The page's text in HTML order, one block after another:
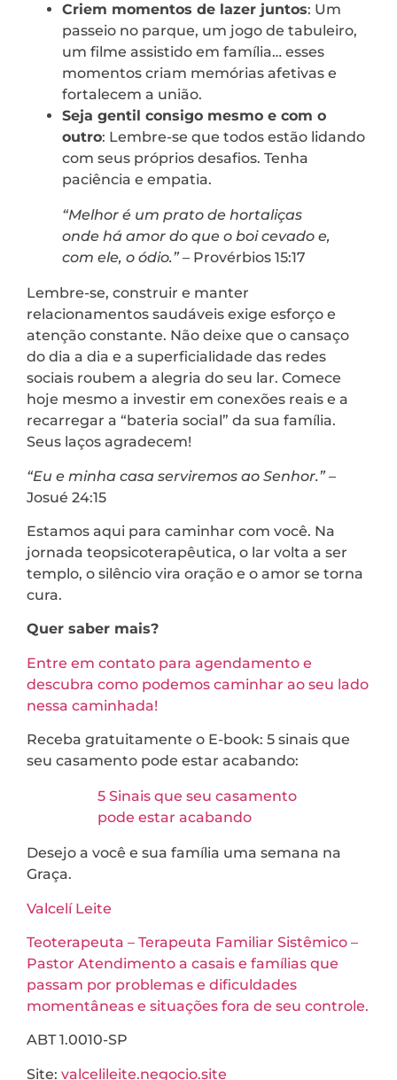
Criem momentos de lazer juntos: Um
passeio no parque, um jogo de tabuleiro,
um filme assistido em família… esses
momentos criam memórias afetivas e
fortalecem a união.
Seja gentil consigo mesmo e com o
outro: Lembre-se que todos estão lidando
com seus próprios desafios. Tenha
paciência e empatia.
“Melhor é um prato de hortaliças
onde há amor do que o boi cevado e,
com ele, o ódio.”– Provérbios 15:17
Lembre-se, construir e manter
relacionamentos saudáveis exige esforço e
atenção constante. Não deixe que o cansaço
do dia a dia e a superficialidade das redes
sociais roubem a alegria do seu lar. Comece
hoje mesmo a investir em conexões reais e a
recarregar a “bateria social” da sua família.
Seus laços agradecem!
“Eu e minha casa serviremos ao Senhor.”–
Josué 24:15
Estamos aqui para caminhar com você. Na
jornada teopsicoterapêutica, o lar volta a ser
templo, o silêncio vira oração e o amor se torna
cura.
Quer saber mais?
Entre em contato para agendamento e
descubra como podemos caminhar ao seu lado
nessa caminhada!
Receba gratuitamente o E-book: 5 sinais que
seu casamento pode estar acabando:
5 Sinais que seu casamento
pode estar acabando
Desejo a você e sua família uma semana na
Graça.
Valcelí Leite
Teoterapeuta – Terapeuta Familiar Sistêmico –
Pastor Atendimento a casais e famílias que
passam por problemas e dificuldades
momentâneas e situações fora de seu controle.
ABT 1.0010-SP
Site: valcelileite.negocio.site